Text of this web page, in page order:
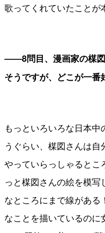
歌ってくれていたことが
――8問目、漫画家の楳
そうですが、どこが一番
もっといろいろな日本
うぐらい、楳図さんは
やっていらっしゃると
っと楳図さんの絵を模
なところにまで線がある
なことを描いているのに